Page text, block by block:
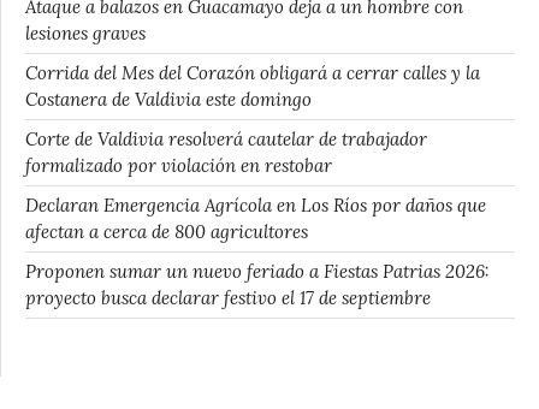
Ataque a balazos en Guacamayo deja a un hombre con
lesiones graves
Corrida del Mes del Corazón obligará a cerrar calles y la
Costanera de Valdivia este domingo
Corte de Valdivia resolverá cautelar de trabajador
formalizado por violación en restobar
Declaran Emergencia Agrícola en Los Ríos por daños que
afectan a cerca de 800 agricultores
Proponen sumar un nuevo feriado a Fiestas Patrias 2026:
proyecto busca declarar festivo el 17 de septiembre